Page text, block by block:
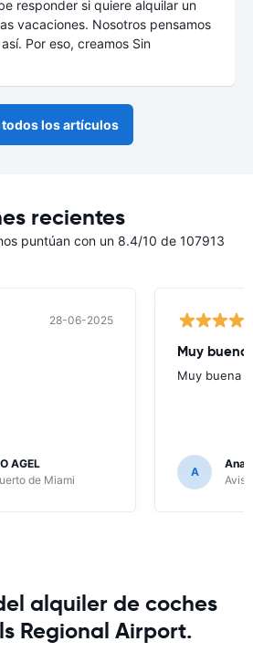
responder si quiere alquilar un
vacaciones. Nosotros pensamos
Por eso, creamos Sin
todos los artículos
recientes
puntúan con un 8.4/10 de 107913
28-06-2025
AGEL
de Miami
Muy buena
Muy buena
A
Ana
Avis
alquiler de coches
Regional Airport.